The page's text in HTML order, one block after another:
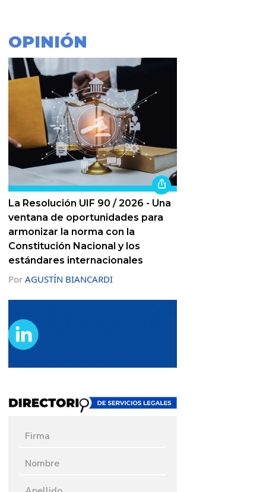
OPINIÓN
La Resolución UIF 90 / 2026 - Una
ventana de oportunidades para
armonizar la norma con la
Constitución Nacional y los
estándares internacionales
Por AGUSTÍN BIANCARDI